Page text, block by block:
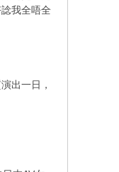
我全唔全
出一日，